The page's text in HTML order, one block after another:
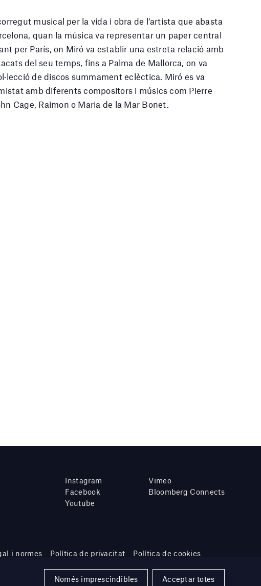
musical per la vida i obra de l’artista que abasta
​​quan la música va representar un paper central
per París, on Miró va establir una estreta relació amb
del seu temps, fins a Palma de Mallorca, on va
de discos summament eclèctica. Miró es va
amb diferents compositors i músics com Pierre
Cage, Raimon o Maria de la Mar Bonet.
Instagram
Facebook
Youtube
Vimeo
Bloomberg Connects
i normes Política de privacitat Política de cookies
Només imprescindibles Acceptar totes